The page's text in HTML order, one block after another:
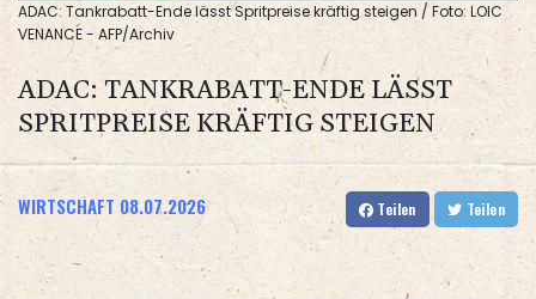
ADAC: Tankrabatt-Ende lässt Spritpreise kräftig steigen / Foto: LOIC
VENANCE - AFP/Archiv
ADAC: TANKRABATT-ENDE LÄSST
SPRITPREISE KRÄFTIG STEIGEN
WIRTSCHAFT 08.07.2026 Teilen Teilen